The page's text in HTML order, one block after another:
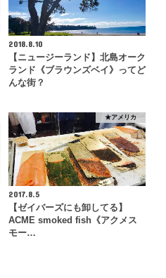
2018.8.10
【ニュージーランド】北島オーク
ランド《ブラウンズベイ》ってど
んな街？
★アメリカ
2017.8.5
【ゼイバーズにも卸してる】
ACME smoked fish《アクメス
モー…